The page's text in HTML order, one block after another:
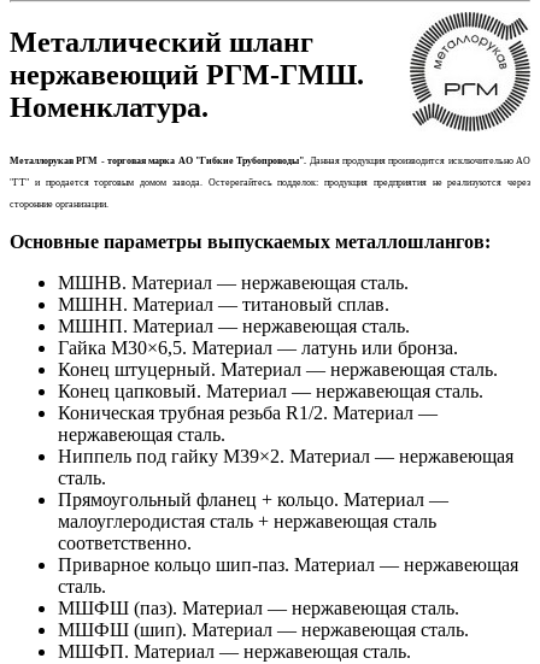
Металлический шланг
нержавеющий РГМ-ГМШ.
Номенклатура.
Металлорукав РГМ - торговая марка АО "Гибкие Трубопроводы". Данная продукция производится исключительно АО
"ГТ" и продается торговым домом завода. Остерегайтесь подделок: продукция предприятия не реализуются через
сторонние организации.
Основные параметры выпускаемых металлошлангов:
МШНВ. Материал — нержавеющая сталь.
МШНН. Материал — титановый сплав.
МШНП. Материал — нержавеющая сталь.
Гайка М30×6,5. Материал — латунь или бронза.
Конец штуцерный. Материал — нержавеющая сталь.
Конец цапковый. Материал — нержавеющая сталь.
Коническая трубная резьба R1/2. Материал —
нержавеющая сталь.
Ниппель под гайку М39×2. Материал — нержавеющая
сталь.
Прямоугольный фланец + кольцо. Материал —
малоуглеродистая сталь + нержавеющая сталь
соответственно.
Приварное кольцо шип-паз. Материал — нержавеющая
сталь.
МШФШ (паз). Материал — нержавеющая сталь.
МШФШ (шип). Материал — нержавеющая сталь.
МШФП. Материал — нержавеющая сталь.